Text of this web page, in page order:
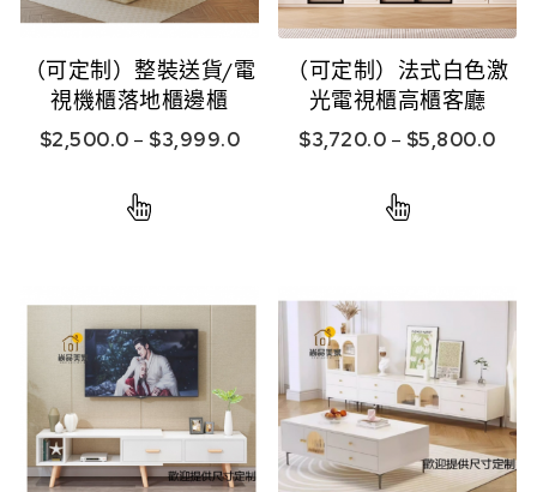
（可定制）整裝送貨/電
視機櫃落地櫃邊櫃
$2,500.0 – $3,999.0
（可定制）法式白色激
光電視櫃高櫃客廳
$3,720.0 – $5,800.0